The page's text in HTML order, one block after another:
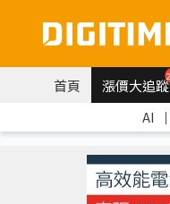
首頁 漲價大追蹤
AI ｜